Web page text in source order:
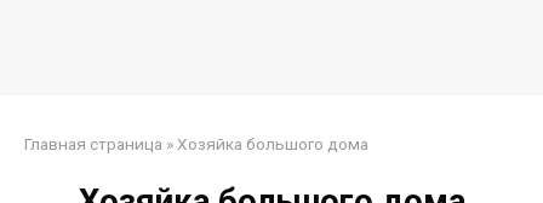
Главная страница » Хозяйка большого дома